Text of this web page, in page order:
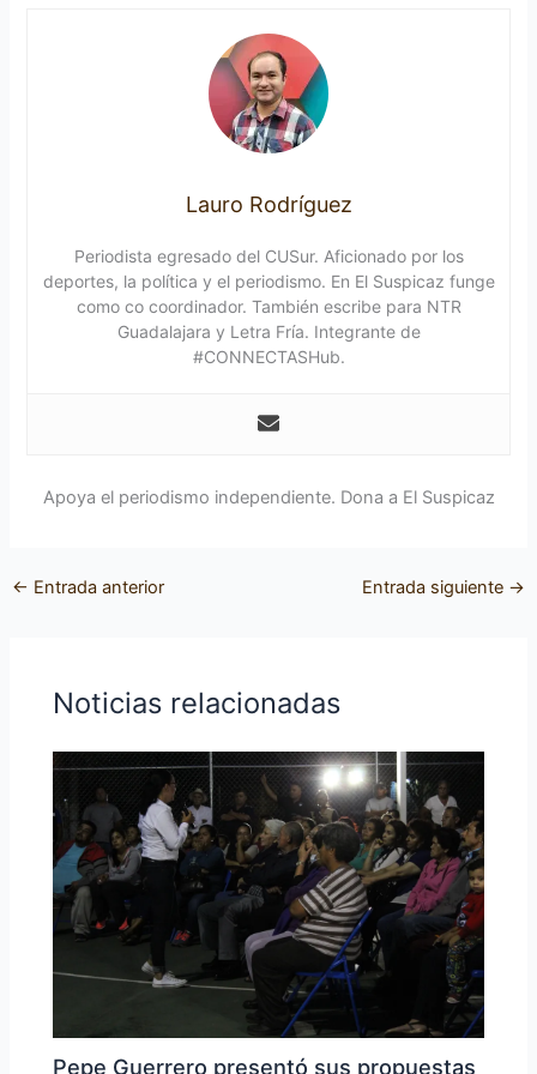
Lauro Rodríguez
Periodista egresado del CUSur. Aficionado por los
deportes, la política y el periodismo. En El Suspicaz funge
como co coordinador. También escribe para NTR
Guadalajara y Letra Fría. Integrante de
#CONNECTASHub.
Apoya el periodismo independiente. Dona a El Suspicaz
← Entrada anterior Entrada siguiente →
Noticias relacionadas
Pepe Guerrero presentó sus propuestas